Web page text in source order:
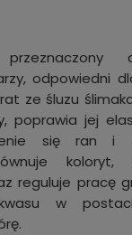
odpowiedni
ze śluzu
poprawia jej
się ran i
koloryt,
reguluje pracę
w